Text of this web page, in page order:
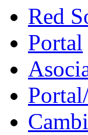
Red
Portal